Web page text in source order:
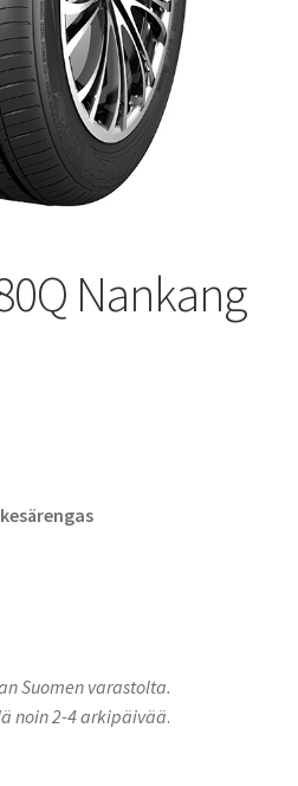
Nankang
kesärengas
Suomen varastolta.
noin 2-4 arkipäivää.